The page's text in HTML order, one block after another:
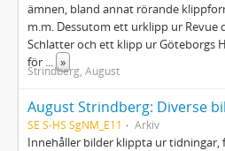
ämnen, bland annat rörande
m.m. Dessutom ett urklipp ur Revue
Schlatter och ett klipp ur Göteborgs
för ... »
Strindberg, August
August Strindberg: Diverse
SE S-HS SgNM_E11 Arkiv
Innehåller bilder klippta ur